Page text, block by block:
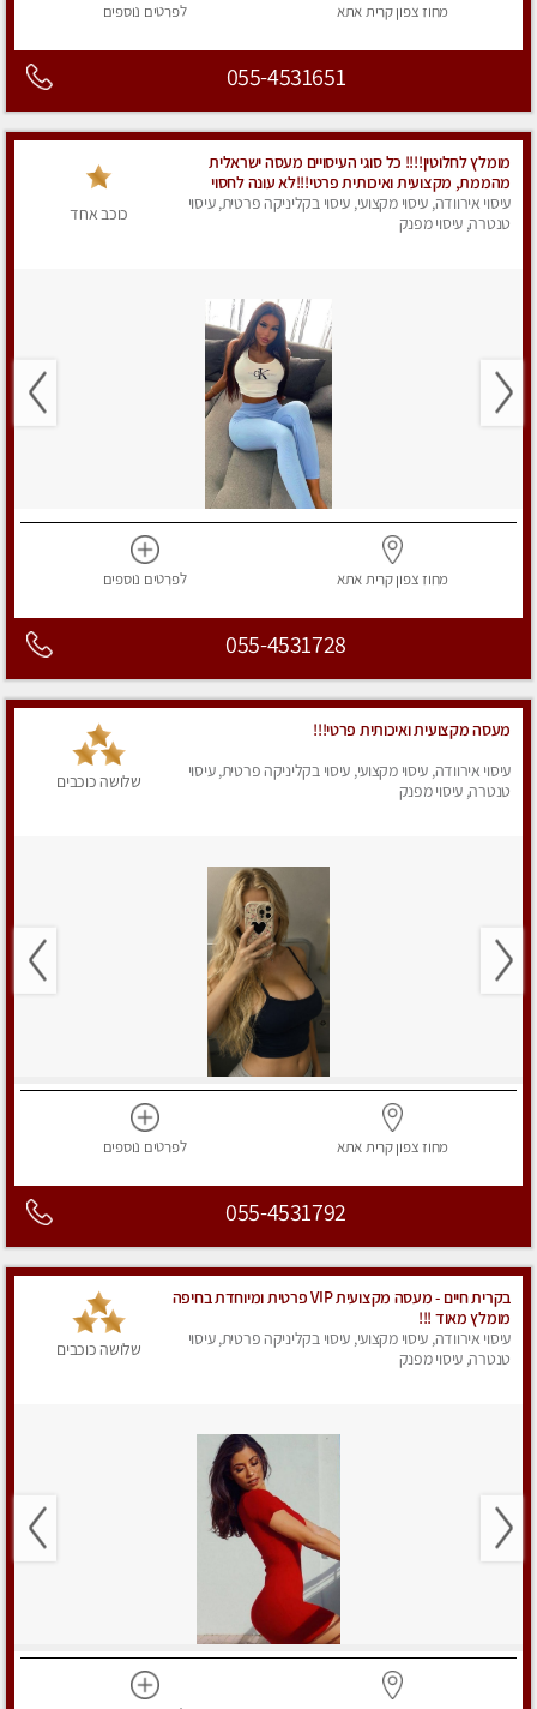
מחוז צפוןקרית אתא לפרטים נוספים
055-4531651
מומלץ לחלוטין!!!! כל סוגי העיסויים מעסה ישראלית
מהממת, מקצועית ואיכותית פרטי!!!לא עונה לחסוי
עיסוי אירוודה, עיסוי מקצועי, עיסוי בקליניקה פרטית, עיסוי
טנטרה, עיסוי מפנק
כוכב אחד
מחוז צפוןקרית אתא לפרטים נוספים
055-4531728
מעסה מקצועית ואיכותית פרטי!!!
עיסוי אירוודה, עיסוי מקצועי, עיסוי בקליניקה פרטית, עיסוי
טנטרה, עיסוי מפנק
שלושה כוכבים
מחוז צפוןקרית אתא לפרטים נוספים
055-4531792
בקרית חיים - מעסה מקצועית VIP פרטית ומיוחדת בחיפה
מומלץ מאוד !!!
עיסוי אירוודה, עיסוי מקצועי, עיסוי בקליניקה פרטית, עיסוי
טנטרה, עיסוי מפנק
שלושה כוכבים